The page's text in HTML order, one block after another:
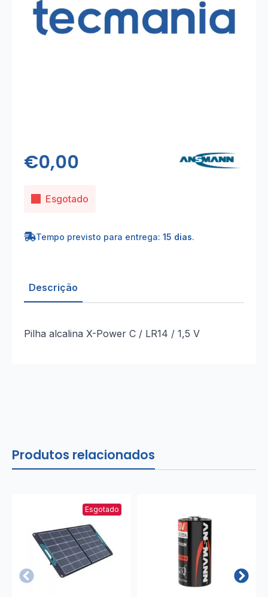
€0,00
Esgotado
Tempo previsto para entrega: 15 dias.
Descrição
Pilha alcalina X-Power C / LR14 / 1,5 V
Produtos relacionados
Esgotado